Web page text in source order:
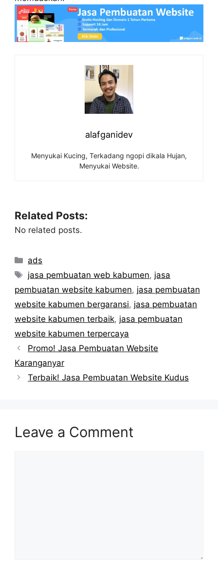
alafganidev
Menyukai Kucing, Terkadang ngopi dikala Hujan,
Menyukai Website.
Related Posts:
No related posts.
Categories
ads
Tags
jasa pembuatan web kabumen, jasa
pembuatan website kabumen, jasa pembuatan
website kabumen bergaransi, jasa pembuatan
website kabumen terbaik, jasa pembuatan
website kabumen terpercaya
Promo! Jasa Pembuatan Website
Karanganyar
Terbaik! Jasa Pembuatan Website Kudus
Leave a Comment